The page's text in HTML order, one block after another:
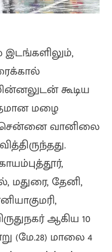
இடங்களிலும்,
கூடிய
மழை
சென்னை வானிலை
மதுரை, தேனி,
ஆகிய 10
(மே.28) மாலை 4